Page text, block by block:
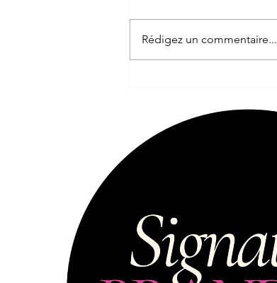
Rédigez un commentaire...